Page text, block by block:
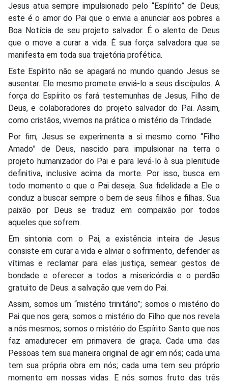
Jesus atua sempre impulsionado pelo “Espírito” de Deus;
este é o amor do Pai que o envia a anunciar aos pobres a
Boa Notícia de seu projeto salvador. É o alento de Deus
que o move a curar a vida. É sua força salvadora que se
manifesta em toda sua trajetória profética.
Este Espírito não se apagará no mundo quando Jesus se
ausentar. Ele mesmo promete enviá-lo a seus discípulos. A
força do Espírito os fará testemunhas de Jesus, Filho de
Deus, e colaboradores do projeto salvador do Pai. Assim,
como cristãos, vivemos na prática o mistério da Trindade.
Por fim, Jesus se experimenta a si mesmo como “Filho
Amado” de Deus, nascido para impulsionar na terra o
projeto humanizador do Pai e para levá-lo à sua plenitude
definitiva, inclusive acima da morte. Por isso, busca em
todo momento o que o Pai deseja. Sua fidelidade a Ele o
conduz a buscar sempre o bem de seus filhos e filhas. Sua
paixão por Deus se traduz em compaixão por todos
aqueles que sofrem.
Em sintonia com o Pai, a existência inteira de Jesus
consiste em curar a vida e aliviar o sofrimento, defender as
vítimas e reclamar para elas justiça, semear gestos de
bondade e oferecer a todos a misericórdia e o perdão
gratuito de Deus: a salvação que vem do Pai.
Assim, somos um “mistério trinitário”; somos o mistério do
Pai que nos gera; somos o mistério do Filho que nos revela
a nós mesmos; somos o mistério do Espírito Santo que nos
faz amadurecer em primavera de graça. Cada uma das
Pessoas tem sua maneira original de agir em nós; cada uma
tem sua própria obra em nós; cada uma tem seu próprio
momento em nossas vidas. E nós somos fruto das três